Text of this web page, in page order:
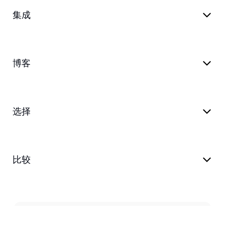
集成
博客
选择
比较